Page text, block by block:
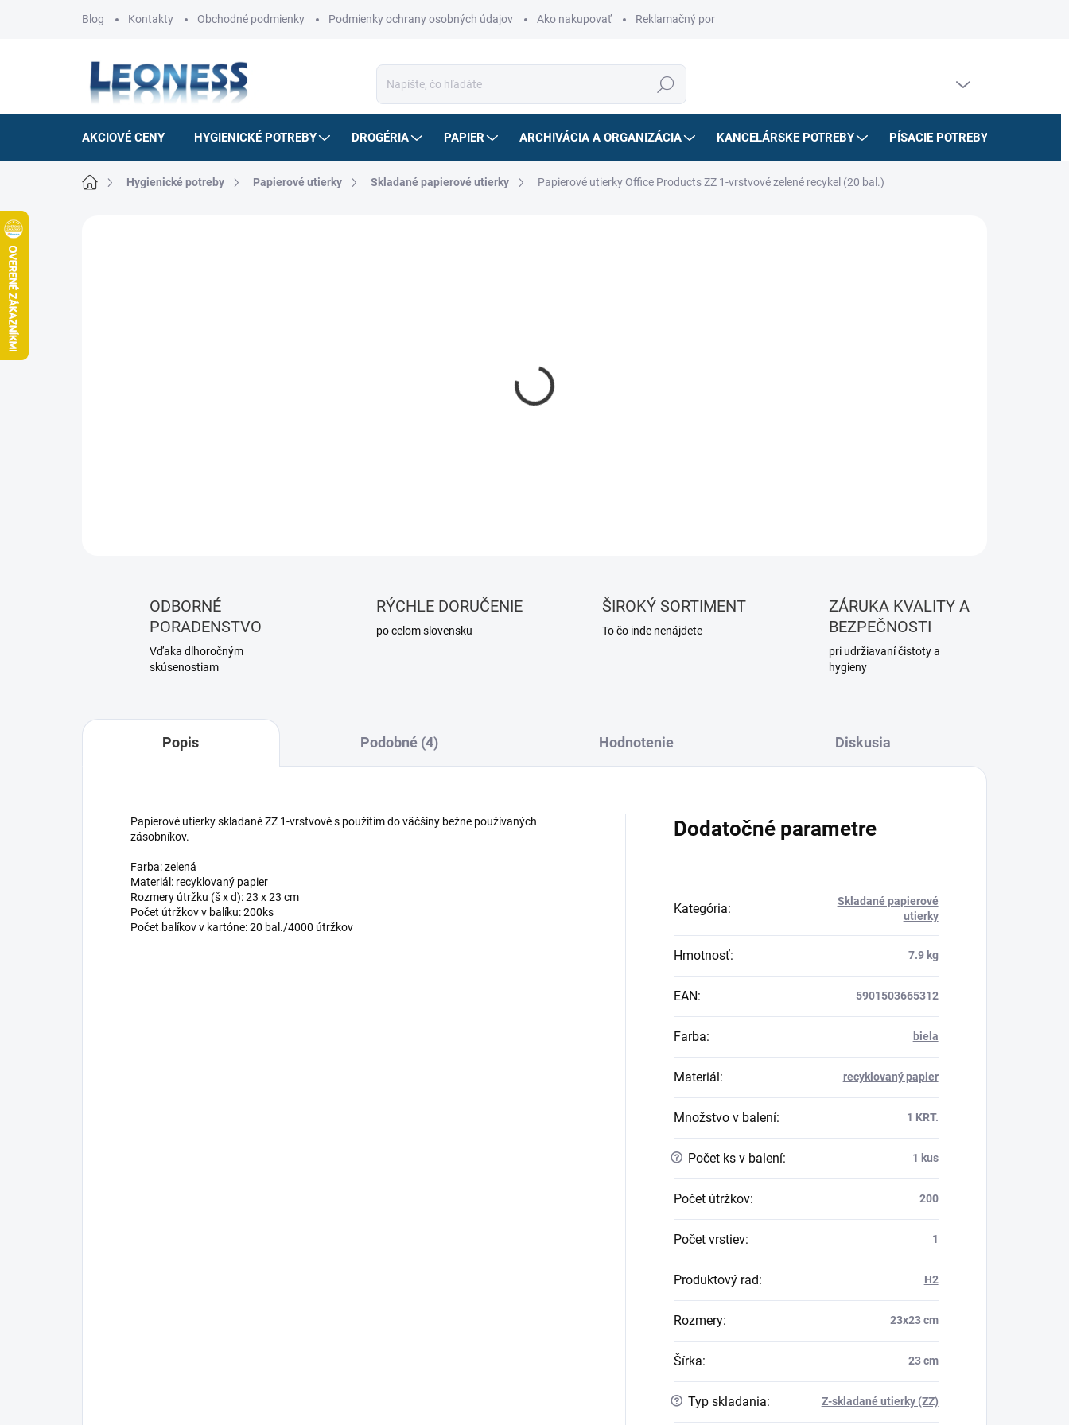
Blog Kontakty Obchodné podmienky Podmienky ochrany osobných údajov Ako nakupovať Reklamačný poriadok
Hľadať
AKCIOVÉ CENY HYGIENICKÉ POTREBY DROGÉRIA PAPIER ARCHIVÁCIA A ORGANIZÁCIA KANCELÁRSKE POTREBY PÍSACIE POTREBY
DomovHygienické potreby Papierové utierky Skladané papierové utierky Papierové utierky Office Products ZZ 1-vrstvové zelené recykel (20 bal.)
ODBORNÉ
PORADENSTVO
Vďaka dlhoročným
skúsenostiam
RÝCHLE DORUČENIE
po celom slovensku
ŠIROKÝ SORTIMENT
To čo inde nenájdete
ZÁRUKA KVALITY A
BEZPEČNOSTI
pri udržiavaní čistoty a
hygieny
Popis Podobné (4) Hodnotenie Diskusia
Papierové utierky skladané ZZ 1-vrstvové s použitím do väčšiny bežne používaných
zásobníkov.
Farba: zelená
Materiál: recyklovaný papier
Rozmery útržku (š x d): 23 x 23 cm
Počet útržkov v balíku: 200ks
Počet balíkov v kartóne: 20 bal./4000 útržkov
Dodatočné parametre
Kategória:
Skladané papierové
utierky
Hmotnosť: 7.9 kg
EAN: 5901503665312
Farba: biela
Materiál : recyklovaný papier
Množstvo v balení: 1 KRT.
? Počet ks v balení: 1 kus
Počet útržkov: 200
Počet vrstiev: 1
Produktový rad: H2
Rozmery: 23x23 cm
Šírka: 23 cm
? Typ skladania: Z-skladané utierky (ZZ)